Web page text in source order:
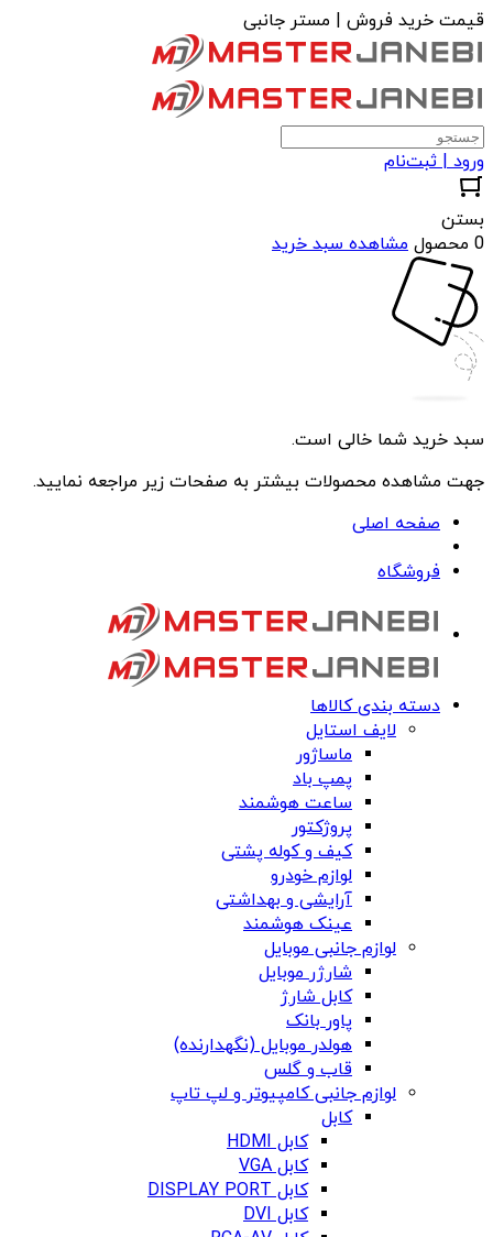
قیمت خرید فروش | مستر جانبی
ورود | ثبت‌نام
بستن
0 محصول
مشاهده سبد خرید
سبد خرید شما خالی است.
جهت مشاهده محصولات بیشتر به صفحات زیر مراجعه نمایید.
صفحه اصلی
فروشگاه
دسته بندی کالاها
لایف استایل
ماساژور
پمپ باد
ساعت هوشمند
پروژکتور
کیف و کوله پشتی
لوازم خودرو
آرایشی و بهداشتی
عینک هوشمند
لوازم جانبی موبایل
شارژر موبایل
کابل شارژ
پاور بانک
هولدر موبایل (نگهدارنده)
قاب و گلس
لوازم جانبی کامپیوتر و لپ تاپ
کابل
کابل HDMI
کابل VGA
کابل DISPLAY PORT
کابل DVI